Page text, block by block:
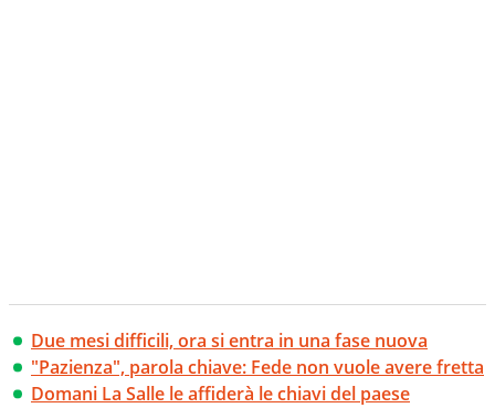
Due mesi difficili, ora si entra in una fase nuova
"Pazienza", parola chiave: Fede non vuole avere fretta
Domani La Salle le affiderà le chiavi del paese